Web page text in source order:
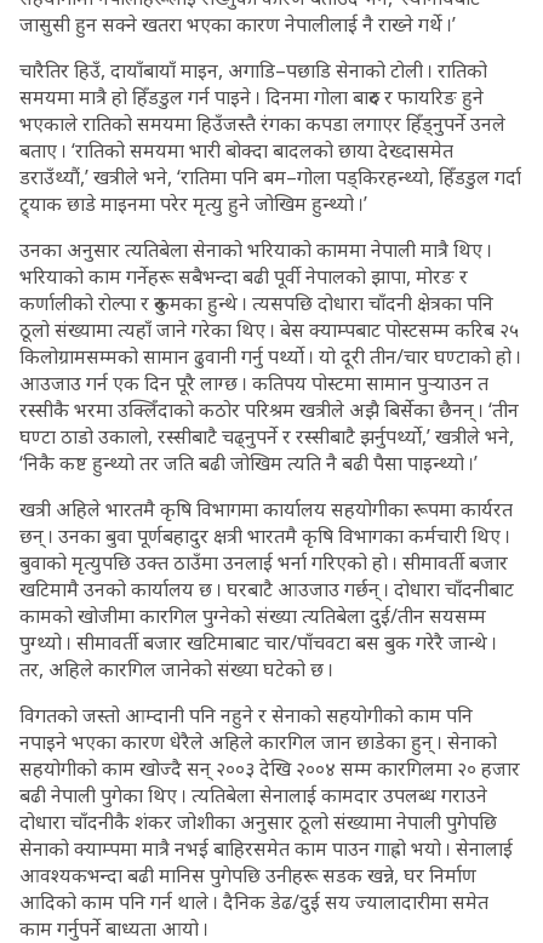
जासुसी हुन सक्ने खतरा भएका कारण नेपालीलाई नै राख्ने गर्थे ।’
चारैतिर हिउँ, दायाँबायाँ माइन, अगाडि–पछाडि सेनाको टोली । रातिको
समयमा मात्रै हो हिँडडुल गर्न पाइने । दिनमा गोला बारुद र फायरिङ हुने
भएकाले रातिको समयमा हिउँजस्तै रंगका कपडा लगाएर हिँड्नुपर्ने उनले
बताए । ‘रातिको समयमा भारी बोक्दा बादलको छाया देख्दासमेत
डराउँथ्यौं,’ खत्रीले भने, ‘रातिमा पनि बम–गोला पड्किरहन्थ्यो, हिँडडुल गर्दा
ट्र्याक छाडे माइनमा परेर मृत्यु हुने जोखिम हुन्थ्यो ।’
उनका अनुसार त्यतिबेला सेनाको भरियाको काममा नेपाली मात्रै थिए ।
भरियाको काम गर्नेहरू सबैभन्दा बढी पूर्वी नेपालको झापा, मोरङ र
कर्णालीको रोल्पा र रुकुमका हुन्थे । त्यसपछि दोधारा चाँदनी क्षेत्रका पनि
ठूलो संख्यामा त्यहाँ जाने गरेका थिए । बेस क्याम्पबाट पोस्टसम्म करिब २५
किलोग्रामसम्मको सामान ढुवानी गर्नु पर्थ्यो । यो दूरी तीन/चार घण्टाको हो ।
आउजाउ गर्न एक दिन पूरै लाग्छ । कतिपय पोस्टमा सामान पुर्‍याउन त
रस्सीकै भरमा उक्लिँदाको कठोर परिश्रम खत्रीले अझै बिर्सेका छैनन् । ‘तीन
घण्टा ठाडो उकालो, रस्सीबाटै चढ्नुपर्ने र रस्सीबाटै झर्नुपर्थ्यो,’ खत्रीले भने,
‘निकै कष्ट हुन्थ्यो तर जति बढी जोखिम त्यति नै बढी पैसा पाइन्थ्यो ।’
खत्री अहिले भारतमै कृषि विभागमा कार्यालय सहयोगीका रूपमा कार्यरत
छन् । उनका बुवा पूर्णबहादुर क्षत्री भारतमै कृषि विभागका कर्मचारी थिए ।
बुवाको मृत्युपछि उक्त ठाउँमा उनलाई भर्ना गरिएको हो । सीमावर्ती बजार
खटिमामै उनको कार्यालय छ । घरबाटै आउजाउ गर्छन् । दोधारा चाँदनीबाट
कामको खोजीमा कारगिल पुग्नेको संख्या त्यतिबेला दुई/तीन सयसम्म
पुग्थ्यो । सीमावर्ती बजार खटिमाबाट चार/पाँचवटा बस बुक गरेरै जान्थे ।
तर, अहिले कारगिल जानेको संख्या घटेको छ ।
विगतको जस्तो आम्दानी पनि नहुने र सेनाको सहयोगीको काम पनि
नपाइने भएका कारण धेरैले अहिले कारगिल जान छाडेका हुन् । सेनाको
सहयोगीको काम खोज्दै सन् २००३ देखि २००४ सम्म कारगिलमा २० हजार
बढी नेपाली पुगेका थिए । त्यतिबेला सेनालाई कामदार उपलब्ध गराउने
दोधारा चाँदनीकै शंकर जोशीका अनुसार ठूलो संख्यामा नेपाली पुगेपछि
सेनाको क्याम्पमा मात्रै नभई बाहिरसमेत काम पाउन गाह्रो भयो । सेनालाई
आवश्यकभन्दा बढी मानिस पुगेपछि उनीहरू सडक खन्ने, घर निर्माण
आदिको काम पनि गर्न थाले । दैनिक डेढ/दुई सय ज्यालादारीमा समेत
काम गर्नुपर्ने बाध्यता आयो ।